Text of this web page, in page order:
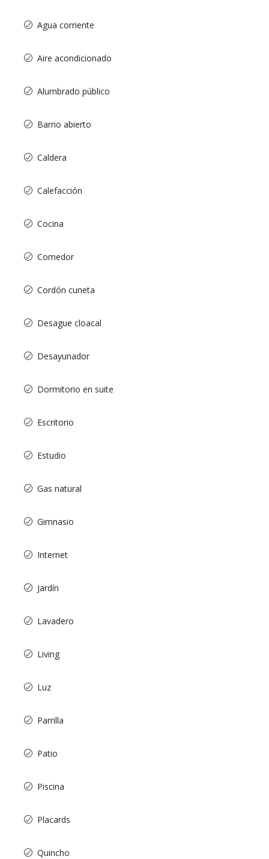
Agua corriente
Aire acondicionado
Alumbrado público
Barrio abierto
Caldera
Calefacción
Cocina
Comedor
Cordón cuneta
Desague cloacal
Desayunador
Dormitorio en suite
Escritorio
Estudio
Gas natural
Gimnasio
Internet
Jardín
Lavadero
Living
Luz
Parrilla
Patio
Piscina
Placards
Quincho